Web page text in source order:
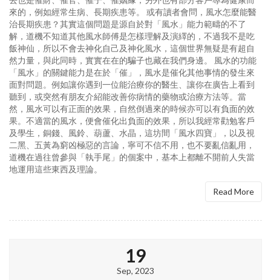
來的，例如經常生病、長期疾患等。 或有讀者會問，風水怎麼能醫
治長期疾患？其實這個問題是源自於對「風水」能力範疇的不了
解，道機不知道其他風水師傅是怎樣理解及演繹的，不過我不是吃
飯神仙，所以不會去神化自己及神化風水，這個世界無疑是有超自
然力量，與此同時，實實在在的騙子也藏在我們身邊。 風水的功能
「風水」的關鍵能力是在於「催」，風水是催化其他事情的發生來
面對問題。例如讓你遇到一位能治療你的醫生、讓你在廣告上看到
聽到，或突然有朋友介紹能改善你病情的藥物或治療方法等。當
然，風水可以有正面的效果，自然倒過來的時候亦可以有負面的效
果。不適當的風水，便會催化出負面的效果，所以我經常勸勉客戶
及學生，銅錢、風鈴、葫蘆、水晶，這坊間「風水四寶」，以及視
二黑、五黃為窮凶極惡的言論，寧可不信不用，也不要亂信亂用，
道機在過往曾參與「執手尾」的個案中，基本上都離不開前人失當
地運用這些東西及理論。
Read More
19
Sep, 2023